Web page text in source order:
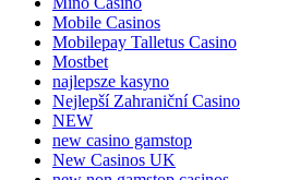
Mobile Casinos
Mobilepay Talletus Casino
Mostbet
najlepsze kasyno
Nejlepší Zahraniční Casino
NEW
new casino gamstop
New Casinos UK